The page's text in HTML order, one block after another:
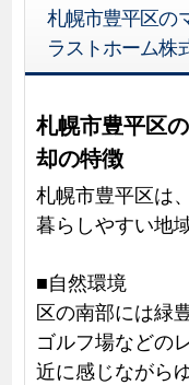
札幌市豊平区の
ラストホーム株
札幌市豊平区
却の特徴
札幌市豊平区は
暮らしやすい地
■自然環境
区の南部には緑
ゴルフ場などの
近に感じながら